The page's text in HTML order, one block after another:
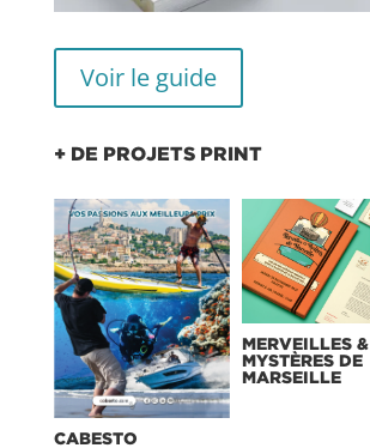
Voir le guide
+ DE PROJETS PRINT
CABESTO
MERVEILLES &
MYSTÈRES DE
MARSEILLE